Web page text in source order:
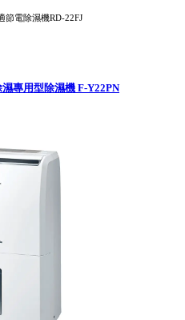
節電除濕機RD-22FJ
專用型除濕機 F-Y22PN